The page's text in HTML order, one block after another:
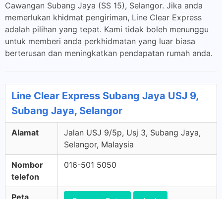
Cawangan Subang Jaya (SS 15), Selangor. Jika anda
memerlukan khidmat pengiriman, Line Clear Express
adalah pilihan yang tepat. Kami tidak boleh menunggu
untuk memberi anda perkhidmatan yang luar biasa
berterusan dan meningkatkan pendapatan rumah anda.
Line Clear Express Subang Jaya USJ 9,
Subang Jaya, Selangor
Alamat
Jalan USJ 9/5p, Usj 3, Subang Jaya,
Selangor, Malaysia
Nombor
telefon
016-501 5050
Peta